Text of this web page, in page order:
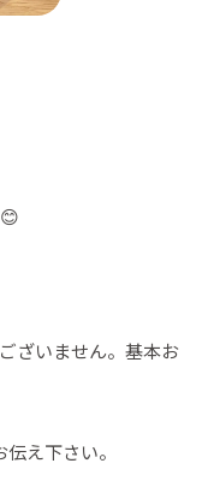
ざいません。基本お
え下さい。